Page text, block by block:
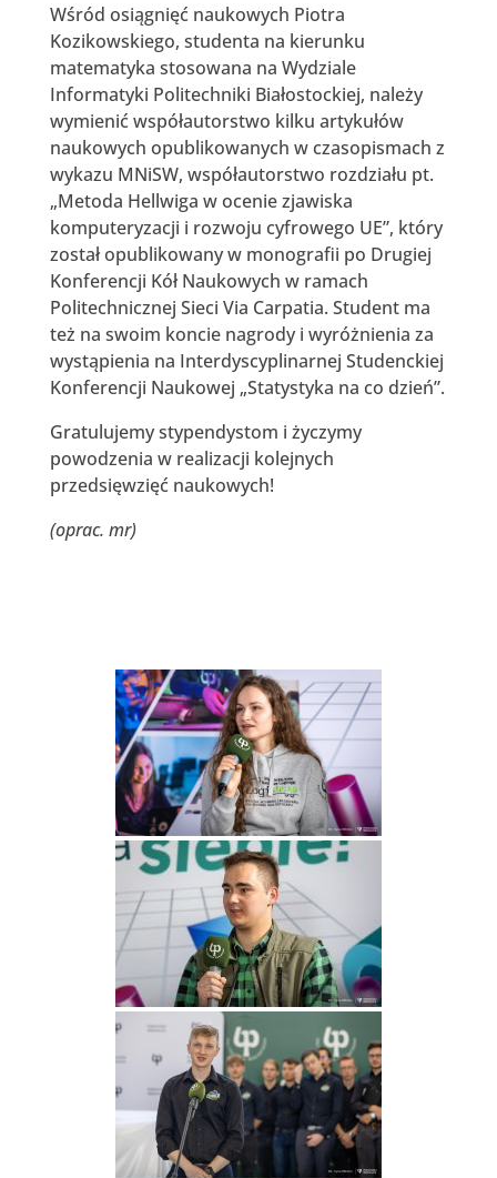
Wśród osiągnięć naukowych Piotra
Kozikowskiego, studenta na kierunku
matematyka stosowana na Wydziale
Informatyki Politechniki Białostockiej, należy
wymienić współautorstwo kilku artykułów
naukowych opublikowanych w czasopismach z
wykazu MNiSW, współautorstwo rozdziału pt.
„Metoda Hellwiga w ocenie zjawiska
komputeryzacji i rozwoju cyfrowego UE”, który
został opublikowany w monografii po Drugiej
Konferencji Kół Naukowych w ramach
Politechnicznej Sieci Via Carpatia. Student ma
też na swoim koncie nagrody i wyróżnienia za
wystąpienia na Interdyscyplinarnej Studenckiej
Konferencji Naukowej „Statystyka na co dzień”.
Gratulujemy stypendystom i życzymy
powodzenia w realizacji kolejnych
przedsięwzięć naukowych!
(oprac. mr)